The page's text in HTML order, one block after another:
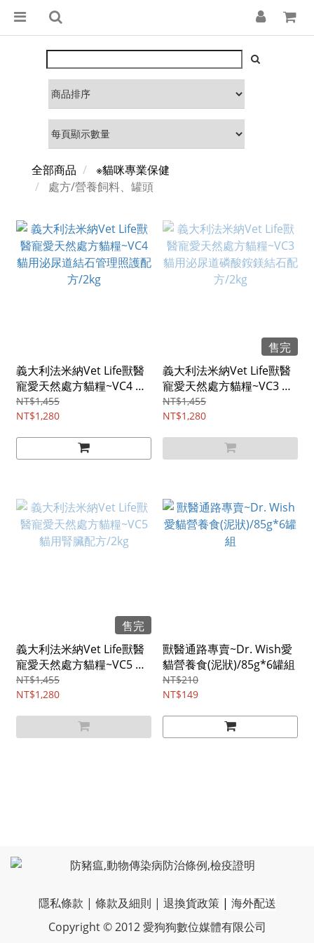
全部商品
※貓咪專業保健
處方/營養飼料、罐頭
義大利法米納Vet Life獸醫
寵愛天然處方貓糧~VC4 貓
用泌尿道結石管理照護配
方/2kg
NT$1,455
NT$1,280
售完
義大利法米納Vet Life獸醫
寵愛天然處方貓糧~VC3 貓
用泌尿道磷酸銨鎂結石配
方/2kg
NT$1,455
NT$1,280
售完
義大利法米納Vet Life獸醫
寵愛天然處方貓糧~VC5 貓
用腎臟配方/2kg
NT$1,455
NT$1,280
獸醫通路專賣~Dr. Wish愛
貓營養食(泥狀)/85g*6罐組
NT$210
NT$149
隱私條款 | 條款及細則 | 退換貨政策 | 海外配送
Copyright © 2012 愛狗狗數位媒體有限公司